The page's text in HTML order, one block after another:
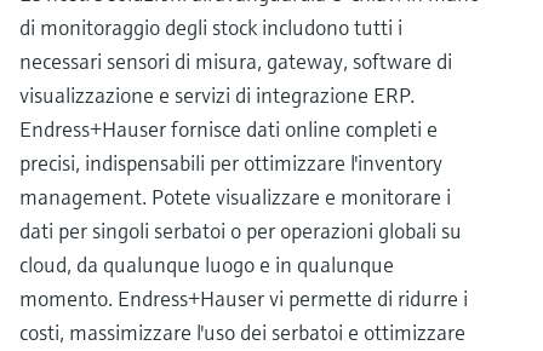
di monitoraggio degli stock includono tutti i
necessari sensori di misura, gateway, software di
visualizzazione e servizi di integrazione ERP.
Endress+Hauser fornisce dati online completi e
precisi, indispensabili per ottimizzare l'inventory
management. Potete visualizzare e monitorare i
dati per singoli serbatoi o per operazioni globali su
cloud, da qualunque luogo e in qualunque
momento. Endress+Hauser vi permette di ridurre i
costi, massimizzare l'uso dei serbatoi e ottimizzare